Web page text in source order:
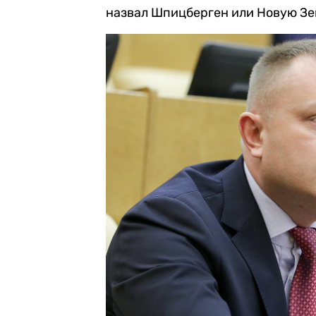
назвал Шпицберген или Новую